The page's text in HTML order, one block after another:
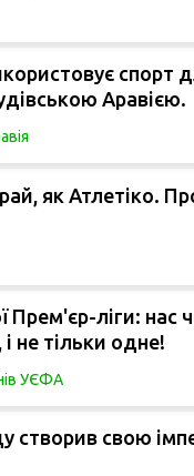
спорт
Аравією.
як Атлетіко.
Прем'єр-ліги: нас
не тільки одне!
УЄФА
створив свою